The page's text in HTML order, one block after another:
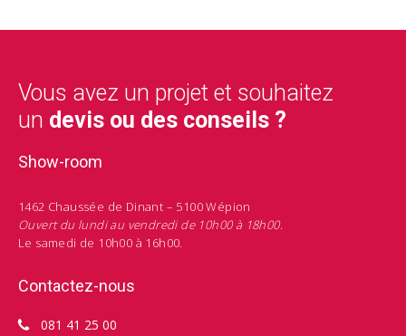
Vous avez un projet et souhaitez
un devis ou des conseils ?
Show-room
1462 Chaussée de Dinant – 5100 Wépion
Ouvert du lundi au vendredi de 10h00 à 18h00.
Le samedi de 10h00 à 16h00.
Contactez-nous
081 41 25 00